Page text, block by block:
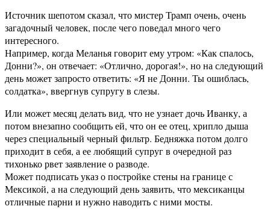
Источник шепотом сказал, что мистер Трамп очень, очень
загадочный человек, после чего поведал много чего
интересного.
Например, когда Меланья говорит ему утром: «Как спалось,
Донни?», он отвечает: «Отлично, дорогая!», но на следующий
день может запросто ответить: «Я не Донни. Ты ошиблась,
солдатка», ввергнув супругу в слезы.
Или может месяц делать вид, что не узнает дочь Иванку, а
потом внезапно сообщить ей, что он ее отец, хрипло дыша
через специальный черный фильтр. Бедняжка потом долго
приходит в себя, а ее любящий супруг в очередной раз
тихонько рвет заявление о разводе.
Может подписать указ о постройке стены на границе с
Мексикой, а на следующий день заявить, что мексиканцы
отличные парни и нужно наводить с ними мосты.